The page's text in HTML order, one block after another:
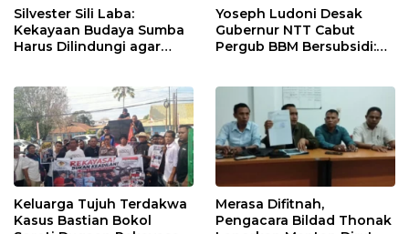
Silvester Sili Laba:
Kekayaan Budaya Sumba
Harus Dilindungi agar
Yoseph Ludoni Desak
Gubernur NTT Cabut
Pergub BBM Bersubsidi:
Keluarga Tujuh Terdakwa
Kasus Bastian Bokol
Merasa Difitnah,
Pengacara Bildad Thonak